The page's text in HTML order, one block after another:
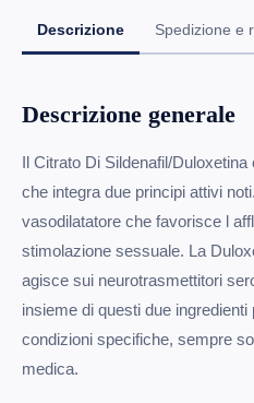
Descrizione Spedizione e
Descrizione generale
Il Citrato Di Sildenafil/
che integra due principi attivi
vasodilatatore che favorisce l
stimolazione sessuale. La
agisce sui neurotrasmettitori
insieme di questi due ingredienti
condizioni specifiche, sempre
medica.